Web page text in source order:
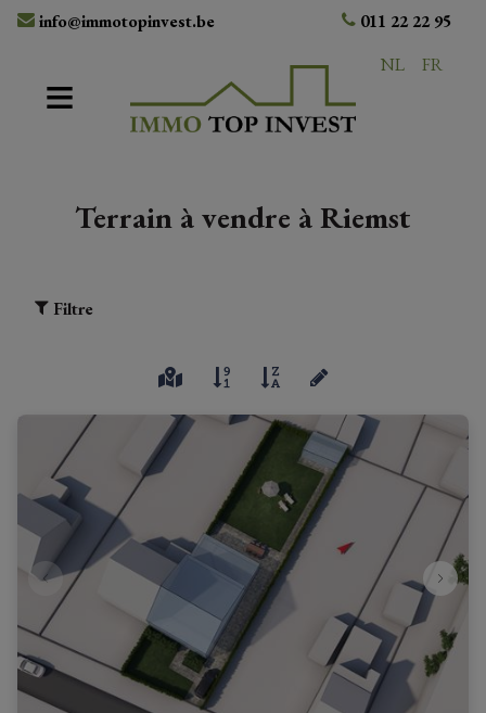
info@immotopinvest.be
011 22 22 95
NL
FR
Terrain à vendre à Riemst
Filtre